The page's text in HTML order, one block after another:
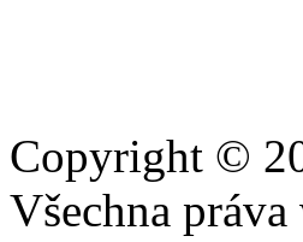
Copyright ©
Všechna práva